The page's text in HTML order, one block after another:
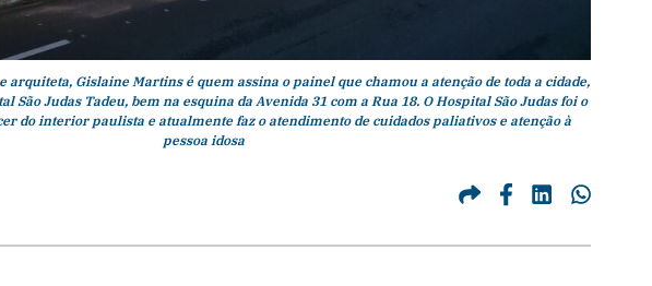
arquiteta, Gislaine Martins é quem assina o painel que chamou a atenção de toda a cidade,
São Judas Tadeu, bem na esquina da Avenida 31 com a Rua 18. O Hospital São Judas foi o
do interior paulista e atualmente faz o atendimento de cuidados paliativos e atenção à
pessoa idosa